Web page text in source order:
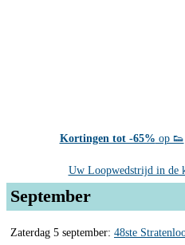
Kortingen tot -65% op 👟
Uw Loopwedstrijd in de
September
Zaterdag 5 september: 48ste